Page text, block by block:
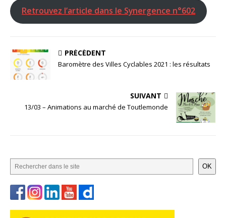
Retrouvez l’article dans le Synergence n°602
PRÉCÉDENT
Baromètre des Villes Cyclables 2021 : les résultats
SUIVANT
13/03 – Animations au marché de Toutlemonde
OK